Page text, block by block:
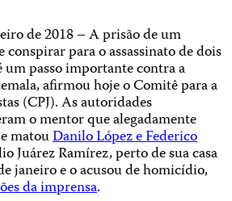
de 2018 – A prisão de um
conspirar para o assassinato de dois
um passo importante contra a
afirmou hoje o Comitê para a
(CPJ). As autoridades
o mentor que alegadamente
matouDanilo López e Federico
Juárez Ramírez, perto de sua casa
janeiro e o acusou de homicídio,
da imprensa.